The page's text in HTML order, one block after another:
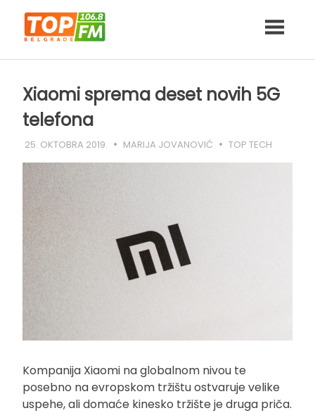
content
Xiaomi sprema deset novih 5G
telefona
25. OKTOBRA 2019. MARIJA JOVANOVIĆ TOP TECH
Kompanija Xiaomi na globalnom nivou te
posebno na evropskom tržištu ostvaruje velike
uspehe, ali domaće kinesko tržište je druga priča.